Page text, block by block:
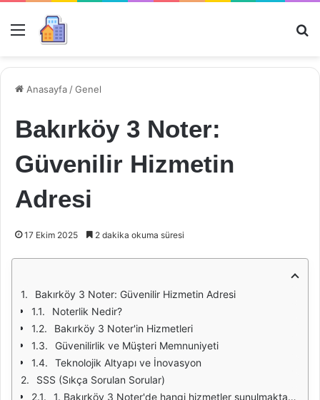
Menü
Anasayfa /Genel
Bakırköy 3 Noter:
Güvenilir Hizmetin
Adresi
17 Ekim 2025 2 dakika okuma süresi
Bakırköy 3 Noter: Güvenilir Hizmetin Adresi
Noterlik Nedir?
Bakırköy 3 Noter'in Hizmetleri
Güvenilirlik ve Müşteri Memnuniyeti
Teknolojik Altyapı ve İnovasyon
SSS (Sıkça Sorulan Sorular)
1. Bakırköy 3 Noter'de hangi hizmetler sunulmaktadır?